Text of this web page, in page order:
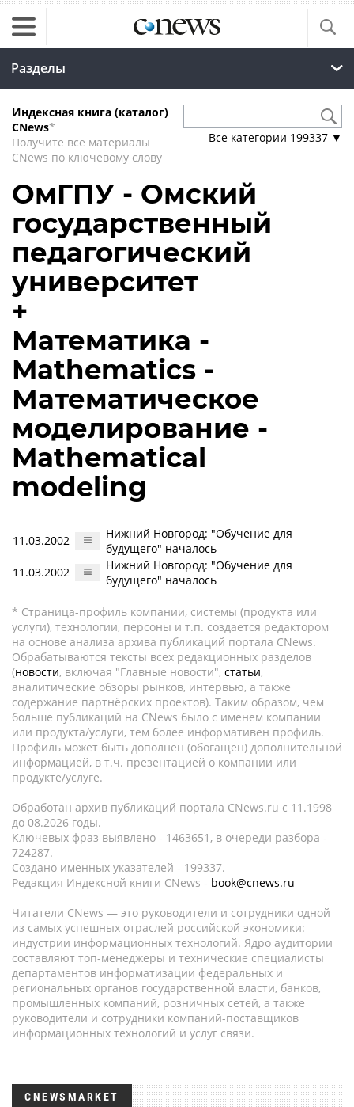
Разделы
Индексная книга (каталог)
CNews*
Получите все материалы
CNews по ключевому слову
Все категории 199337 ▼
ОмГПУ - Омский
государственный
педагогический
университет
+
Математика -
Mathematics -
Математическое
моделирование -
Mathematical
modeling
11.03.2002
Нижний Новгород: "Обучение для
будущего" началось
11.03.2002
Нижний Новгород: "Обучение для
будущего" началось
* Страница-профиль компании, системы (продукта или
услуги), технологии, персоны и т.п. создается редактором
на основе анализа архива публикаций портала CNews.
Обрабатываются тексты всех редакционных разделов
(новости, включая "Главные новости", статьи,
аналитические обзоры рынков, интервью, а также
содержание партнёрских проектов). Таким образом, чем
больше публикаций на CNews было с именем компании
или продукта/услуги, тем более информативен профиль.
Профиль может быть дополнен (обогащен) дополнительной
информацией, в т.ч. презентацией о компании или
продукте/услуге.
Обработан архив публикаций портала CNews.ru c 11.1998
до 08.2026 годы.
Ключевых фраз выявлено - 1463651, в очереди разбора -
724287.
Создано именных указателей - 199337.
Редакция Индексной книги CNews - book@cnews.ru
Читатели CNews — это руководители и сотрудники одной
из самых успешных отраслей российской экономики:
индустрии информационных технологий. Ядро аудитории
составляют топ-менеджеры и технические специалисты
департаментов информатизации федеральных и
региональных органов государственной власти, банков,
промышленных компаний, розничных сетей, а также
руководители и сотрудники компаний-поставщиков
информационных технологий и услуг связи.
CNEWSMARKET